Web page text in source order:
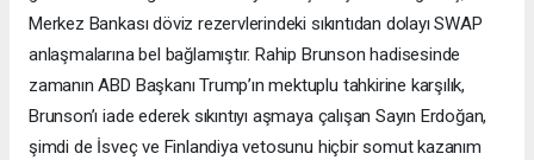
Merkez Bankası döviz rezervlerindeki sıkıntıdan dolayı SWAP
anlaşmalarına bel bağlamıştır. Rahip Brunson hadisesinde
zamanın ABD Başkanı Trump’ın mektuplu tahkirine karşılık,
Brunson’ı iade ederek sıkıntıyı aşmaya çalışan Sayın Erdoğan,
şimdi de İsveç ve Finlandiya vetosunu hiçbir somut kazanım